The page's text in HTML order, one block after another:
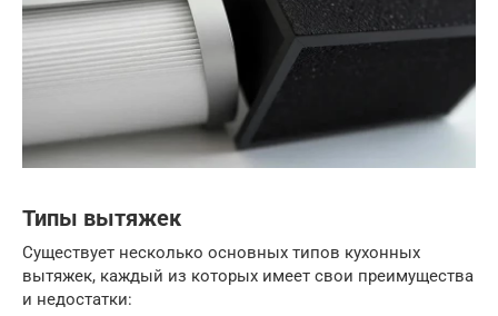
Типы вытяжек
Существует несколько основных типов кухонных
вытяжек, каждый из которых имеет свои преимущества
и недостатки: